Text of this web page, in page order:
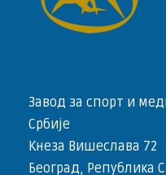
Завод за спорт и
Србије
Кнеза Вишеслава 72
Београд, Република